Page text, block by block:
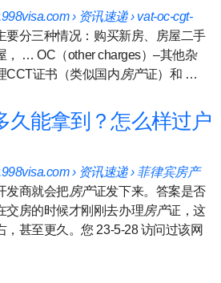
› 资讯速递 › vat-oc-cgt-
要分三种情况：购买新房、房屋二手
， … OC（other charges）–其他杂
CCT证书（类似国内房产证）和 …
久能拿到？怎么样过户
› 资讯速递 › 菲律宾房产
发商就会把房产证发下来。答案是否
交房的时候才刚刚去办理房产证，这
甚至更久。您 23-5-28 访问过该网